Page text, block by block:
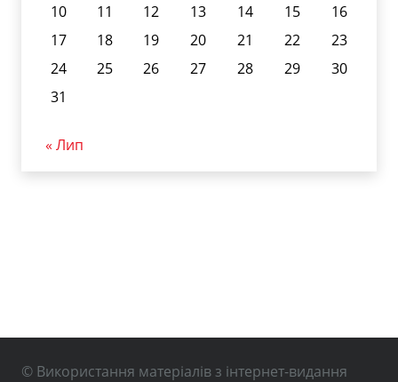
10
11 12 13 14 15
16
17
18 19 20 21 22
23
24
25 26 27 28 29
30
31
« Лип
© Використання матеріалів з інтернет-видання